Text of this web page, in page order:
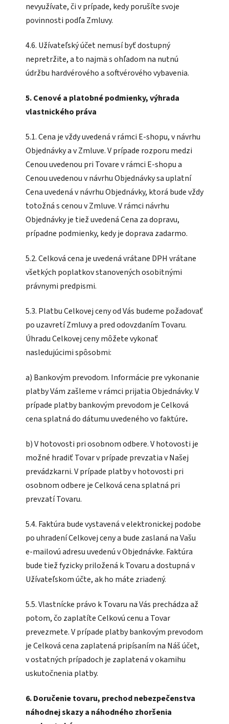
nevyužívate, či v prípade, kedy porušíte svoje
povinnosti podľa Zmluvy.
4.6. Užívateľský účet nemusí byť dostupný
nepretržite, a to najmä s ohľadom na nutnú
údržbu hardvérového a softvérového vybavenia.
5. Cenové a platobné podmienky, výhrada
vlastnického práva
5.1. Cena je vždy uvedená v rámci E-shopu, v návrhu
Objednávky a v Zmluve. V prípade rozporu medzi
Cenou uvedenou pri Tovare v rámci E-shopu a
Cenou uvedenou v návrhu Objednávky sa uplatní
Cena uvedená v návrhu Objednávky, ktorá bude vždy
totožná s cenou v Zmluve. V rámci návrhu
Objednávky je tiež uvedená Cena za dopravu,
prípadne podmienky, kedy je doprava zadarmo.
5.2. Celková cena je uvedená vrátane DPH vrátane
všetkých poplatkov stanovených osobitnými
právnymi predpismi.
5.3. Platbu Celkovej ceny od Vás budeme požadovať
po uzavretí Zmluvy a pred odovzdaním Tovaru.
Úhradu Celkovej ceny môžete vykonať
nasledujúcimi spôsobmi:
a) Bankovým prevodom. Informácie pre vykonanie
platby Vám zašleme v rámci prijatia Objednávky. V
prípade platby bankovým prevodom je Celková
cena splatná do dátumu uvedeného vo faktúre.
b) V hotovosti pri osobnom odbere. V hotovosti je
možné hradiť Tovar v prípade prevzatia v Našej
prevádzkarni. V prípade platby v hotovosti pri
osobnom odbere je Celková cena splatná pri
prevzatí Tovaru.
5.4. Faktúra bude vystavená v elektronickej podobe
po uhradení Celkovej ceny a bude zaslaná na Vašu
e-mailovú adresu uvedenú v Objednávke. Faktúra
bude tiež fyzicky priložená k Tovaru a dostupná v
Užívateľskom účte, ak ho máte zriadený.
5.5. Vlastnícke právo k Tovaru na Vás prechádza až
potom, čo zaplatíte Celkovú cenu a Tovar
prevezmete. V prípade platby bankovým prevodom
je Celková cena zaplatená pripísaním na Náš účet,
v ostatných prípadoch je zaplatená v okamihu
uskutočnenia platby.
6. Doručenie tovaru, prechod nebezpečenstva
náhodnej skazy a náhodného zhoršenia